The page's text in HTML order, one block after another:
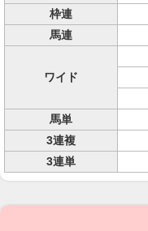
枠連
馬連
ワイド
馬単
3連複
3連単